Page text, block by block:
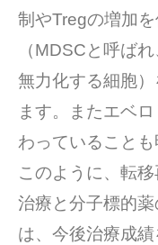
制やTregの増加
（MDSCと呼ば
無力化する細胞
ます。またエベ
わっていることも
このように、転
治療と分子標的
は、今後治療成